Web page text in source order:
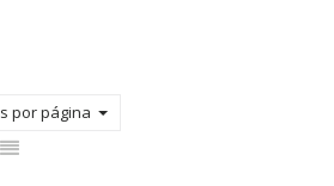
por página